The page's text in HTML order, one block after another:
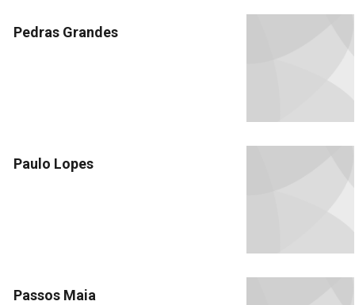
Pedras Grandes
Paulo Lopes
Passos Maia